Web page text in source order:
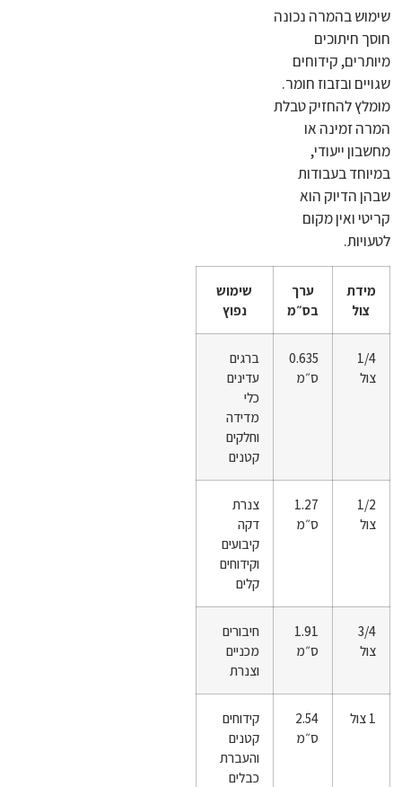
שימוש בהמרה נכונה
חוסך חיתוכים
מיותרים, קידוחים
שגויים ובזבוז חומר.
מומלץ להחזיק טבלת
המרה זמינה או
מחשבון ייעודי,
במיוחד בעבודות
שבהן הדיוק הוא
קריטי ואין מקום
לטעויות.
מידת
צול
ערך
בס״מ
שימוש
נפוץ
1/4
צול
0.635
ס״מ
ברגים
עדינים
כלי
מדידה
וחלקים
קטנים
1/2
צול
1.27
ס״מ
צנרת
דקה
קיבועים
וקידוחים
קלים
3/4
צול
1.91
ס״מ
חיבורים
מכניים
וצנרת
1 צול
2.54
ס״מ
קידוחים
קטנים
והעברת
כבלים